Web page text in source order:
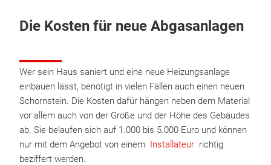
Die Kosten für neue Abgasanlagen
Wer sein Haus saniert und eine neue Heizungsanlage
einbauen lässt, benötigt in vielen Fällen auch einen neuen
Schornstein. Die Kosten dafür hängen neben dem Material
vor allem auch von der Größe und der Höhe des Gebäudes
ab. Sie belaufen sich auf 1.000 bis 5.000 Euro und können
nur mit dem Angebot von einem Installateur richtig
beziffert werden.